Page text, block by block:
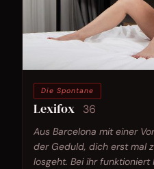
Die Spontane
Lexifox 36
Aus Barcelona mit einer
der Geduld, dich erst mal
losgeht. Bei ihr funktioniert